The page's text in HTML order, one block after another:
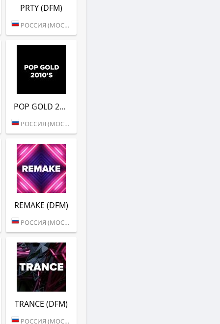
PRTY (DFM)
РОССИЯ (МОСКВА)
POP GOLD 2010S (DFM)
РОССИЯ (МОСКВА)
REMAKE (DFM)
РОССИЯ (МОСКВА)
TRANCE (DFM)
РОССИЯ (МОСКВА)